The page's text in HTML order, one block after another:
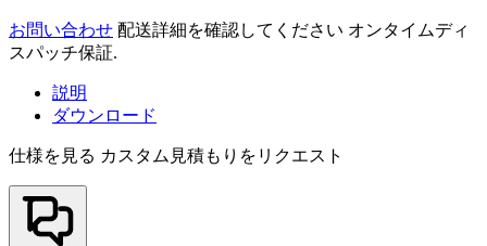
お問い合わせ 配送詳細を確認してください オンタイムディ
スパッチ保証.
説明
ダウンロード
仕様を見る カスタム見積もりをリクエスト